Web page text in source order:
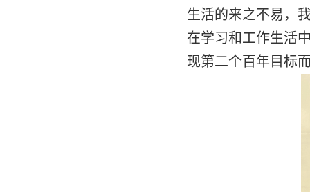
生活的来之不易，
在学习和工作生活
现第二个百年目标